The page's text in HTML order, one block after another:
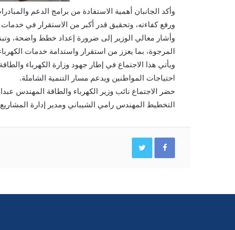
وأكد الجانبان أهمية الاستفادة من برامج الدعم
ورفع كفاءته، وتحقيق قدر أكبر من الاستقرار في خدمات
وأشار معالي الوزير إلى ضرورة إعداد خطط واضحة،
المرجوة، بما يعزز من استقرار واستدامة خدمات
ويأتي هذا الاجتماع في إطار جهود وزارة الكهرباء
احتياجات المواطنين ويدعم مسار التنمية الشاملة.
حضر الاجتماع نائب وزير الكهرباء والطاقة المهندس
التخطيط المهندس رامي الشيباني ومدير إدارة
Facebook